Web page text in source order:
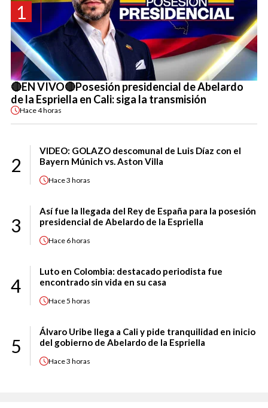
1
🔴EN VIVO🔴Posesión presidencial de Abelardo
de la Espriella en Cali: siga la transmisión
Hace4 horas
2
VIDEO: GOLAZO descomunal de Luis Díaz con el
Bayern Múnich vs. Aston Villa
Hace3 horas
3
Así fue la llegada del Rey de España para la posesión
presidencial de Abelardo de la Espriella
Hace 6 horas
4
Luto en Colombia: destacado periodista fue
encontrado sin vida en su casa
Hace5 horas
5
Álvaro Uribe llega a Cali y pide tranquilidad en inicio
del gobierno de Abelardo de la Espriella
Hace3 horas